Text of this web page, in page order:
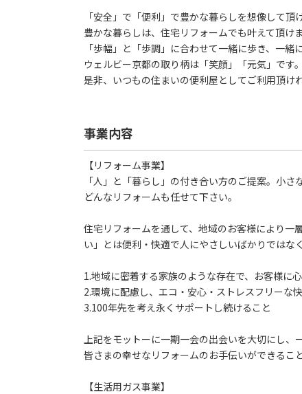
「安全」で「便利」で豊かな暮らしを想像して頂
豊かな暮らしは、住宅リフォームでも叶えて頂
「歩幅」と「歩調」に合わせて一緒に歩き、一緒
ウェルビー京都の取り柄は「笑顔」「元気」です
是非、いつもの住まいの便利屋としてご利用頂け
事業内容
【リフォーム事業】
「人」と「暮らし」の付き合い方のご提案。小さ
どんなリフォームも任せて下さい。
住宅リフォームを通して、地域のお客様により一
い」とは便利・快適で人にやさしいばかりではな
1.地域に密着する家族のような存在で、お客様に
2.環境に配慮し、エコ・安心・ストレスフリーな
3.100年先を考え永くサポートし続けること
上記をモットーに一期一会の出会いを大切にし、
皆さまの幸せなリフォームのお手伝いができるこ
【生活用ガス事業】